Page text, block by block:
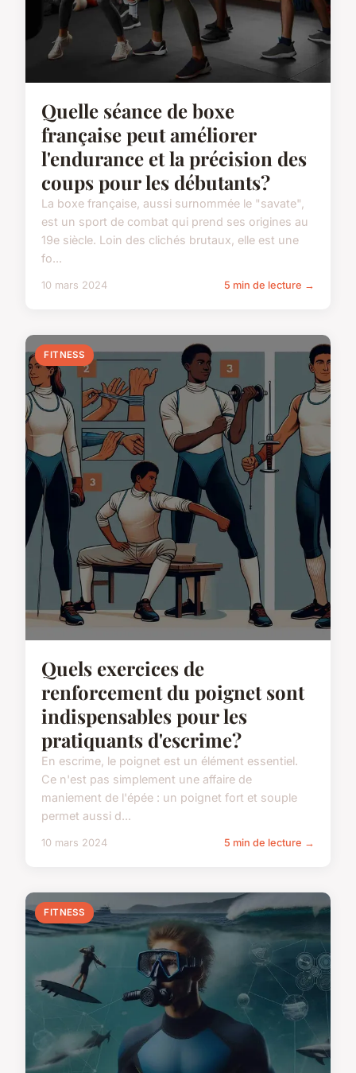
Quelle séance de boxe
française peut améliorer
l'endurance et la précision des
coups pour les débutants?
La boxe française, aussi surnommée le "savate",
est un sport de combat qui prend ses origines au
19e siècle. Loin des clichés brutaux, elle est une
fo...
10 mars 2024 5 min de lecture →
FITNESS
Quels exercices de
renforcement du poignet sont
indispensables pour les
pratiquants d'escrime?
En escrime, le poignet est un élément essentiel.
Ce n'est pas simplement une affaire de
maniement de l'épée : un poignet fort et souple
permet aussi d...
10 mars 2024 5 min de lecture →
FITNESS